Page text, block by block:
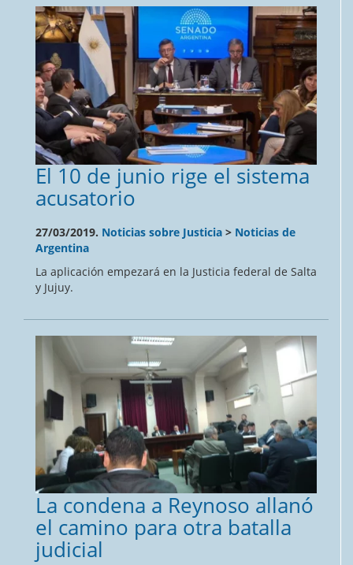
El 10 de junio rige el sistema
acusatorio
27/03/2019. Noticias sobre Justicia > Noticias de
Argentina
La aplicación empezará en la Justicia federal de Salta
y Jujuy.
La condena a Reynoso allanó
el camino para otra batalla
judicial